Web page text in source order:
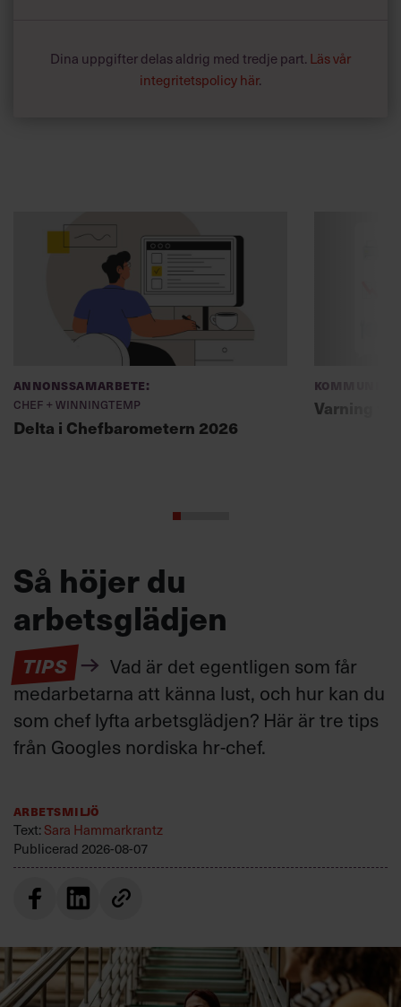
Dina uppgifter delas aldrig med tredje part. Läs vår
integritetspolicy här.
Annonssamarbete:
Chef + Winningtemp
Delta i Chefbarometern 2026
Varning
Så höjer du
arbetsglädjen
TIPS
Vad är det egentligen som får
medarbetarna att känna lust, och hur kan du
som chef lyfta arbetsglädjen? Här är tre tips
från Googles nordiska hr-chef.
Arbetsmiljö
Text:Sara Hammarkrantz
Publicerad 2026-08-07